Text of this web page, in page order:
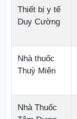
Thiết bị y tế
Duy Cường
Nhà thuốc
Thuỳ Miên
Nhà Thuốc